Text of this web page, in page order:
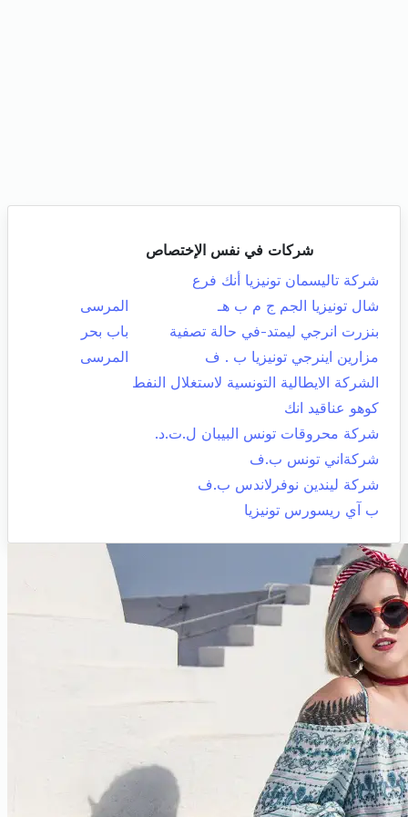
شركات في نفس الإختصاص
شركة تاليسمان تونيزيا أنك فرع
شال تونيزيا الجم ج م ب هـ
المرسى
بنزرت انرجي ليمتد-في حالة تصفية
باب بحر
مزارين اينرجي تونيزيا ب . ف
المرسى
الشركة الايطالية التونسية لاستغلال النفط
كوهو عناقيد انك
شركة محروقات تونس البيبان ل.ت.د.
شركةاني تونس ب.ف
شركة ليندين نوفرلاندس ب.ف
ب آي ريسورس تونيزيا